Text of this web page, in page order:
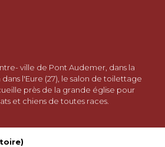
ville de Pont Audemer, dans la
l'Eure (27), le salon de toilettage
près de la grande église pour
et chiens de toutes races.